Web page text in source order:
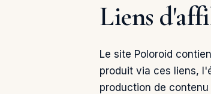
Liens
Le site Poloroid
produit via ces liens,
production de